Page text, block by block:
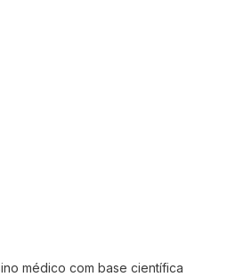
médico com base científica